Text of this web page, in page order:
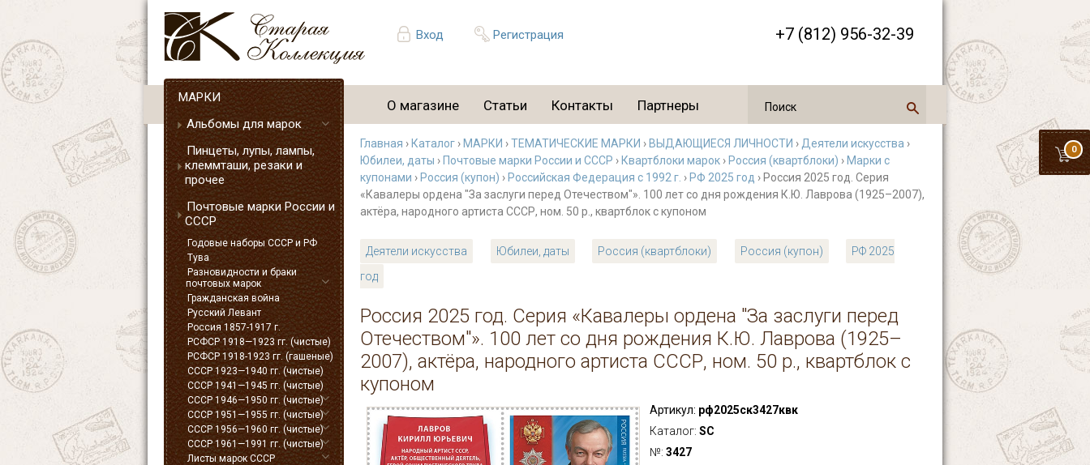
Вход Регистрация +7 (812) 956-32-39
0
О магазине Статьи Контакты Партнеры
МАРКИ
Альбомы для марок
Пинцеты, лупы, лампы,
клеммташи, резаки и
прочее
Почтовые марки России и
СССР
Годовые наборы СССР и РФ
Тува
Разновидности и браки
почтовых марок
Гражданская война
Русский Левант
Россия 1857-1917 г.
РСФСР 1918—1923 гг. (чистые)
РСФСР 1918-1923 гг. (гашеные)
СССР 1923—1940 гг. (чистые)
СССР 1941—1945 гг. (чистые)
СССР 1946—1950 гг. (чистые)
СССР 1951—1955 гг. (чистые)
СССР 1956—1960 гг. (чистые)
СССР 1961—1991 гг. (чистые)
Листы марок СССР
Главная › Каталог › МАРКИ ›ТЕМАТИЧЕСКИЕ МАРКИ › ВЫДАЮЩИЕСЯ ЛИЧНОСТИ › Деятели искусства ›
Юбилеи, даты › Почтовые марки России и СССР › Квартблоки марок › Россия (квартблоки) › Марки с
купонами › Россия (купон) › Российская Федерация с 1992 г. › РФ 2025 год › Россия 2025 год. Серия
«Кавалеры ордена "За заслуги перед Отечеством"». 100 лет со дня рождения К.Ю. Лаврова (1925–2007),
актёра, народного артиста СССР, ном. 50 р., квартблок с купоном
Деятели искусства Юбилеи, даты Россия (квартблоки) Россия (купон)
РФ 2025
год
Россия 2025 год. Серия «Кавалеры ордена "За заслуги перед
Отечеством"». 100 лет со дня рождения К.Ю. Лаврова (1925–
2007), актёра, народного артиста СССР, ном. 50 р., квартблок с
купоном
Артикул: рф2025ск3427квк
Каталог: SC
№: 3427